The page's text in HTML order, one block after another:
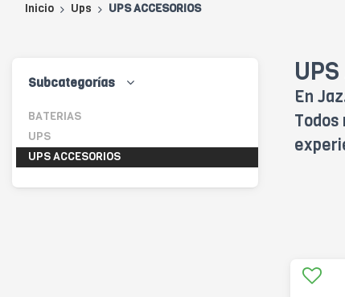
Inicio Ups UPS ACCESORIOS
Subcategorías
BATERIAS
UPS
UPS ACCESORIOS
En